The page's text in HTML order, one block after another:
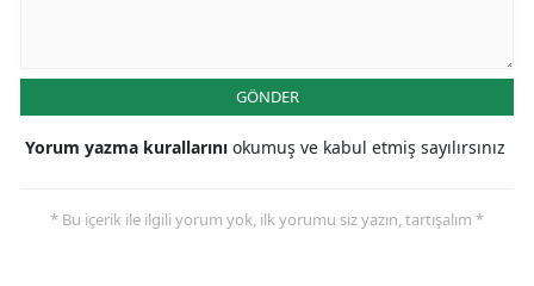
GÖNDER
Yorum yazma kurallarını okumuş ve kabul etmiş sayılırsınız
* Bu içerik ile ilgili yorum yok, ilk yorumu siz yazın, tartışalım *